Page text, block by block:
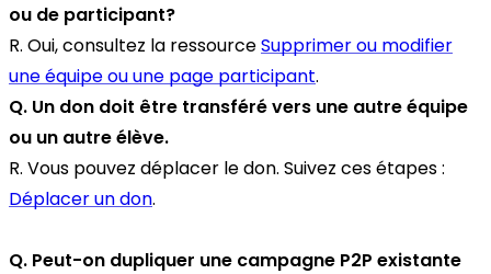
ou de participant?
R. Oui, consultez la ressourceSupprimer ou modifier
une équipe ou une page participant.
Q. Un don doit être transféré vers une autre équipe
ou un autre élève.
R. Vous pouvez déplacer le don. Suivez ces étapes :
Déplacer un don.
Q. Peut-on dupliquer une campagne P2P existante